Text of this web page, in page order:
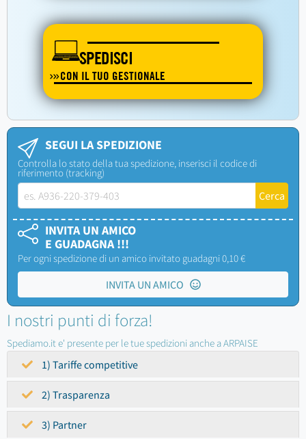
SPEDISCI
CON IL TUO GESTIONALE
SEGUI LA SPEDIZIONE
Controlla lo stato della tua spedizione, inserisci il codice di
riferimento (tracking)
INVITA UN AMICO
E GUADAGNA !!!
Per ogni spedizione di un amico invitato guadagni 0,10 €
INVITA UN AMICO
I nostri punti di forza!
Spediamo.it e' presente per le tue spedizioni anche a ARPAISE
1) Tariffe competitive
2) Trasparenza
3) Partner